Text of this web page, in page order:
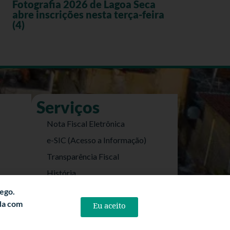
Fotografia 2026 de Lagoa Seca
abre inscrições nesta terça-feira
(4)
Serviços
Nota Fiscal Eletrônica
e-SIC (Acesso a Informação)
Transparência Fiscal
História
Politica de Privacidade
com
Eu aceito